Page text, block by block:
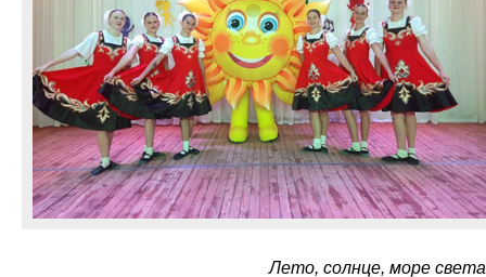
Лето, солнце, море